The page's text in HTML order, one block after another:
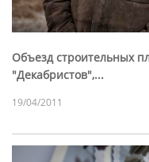
Объезд строительных
"Декабристов",...
19/04/2011